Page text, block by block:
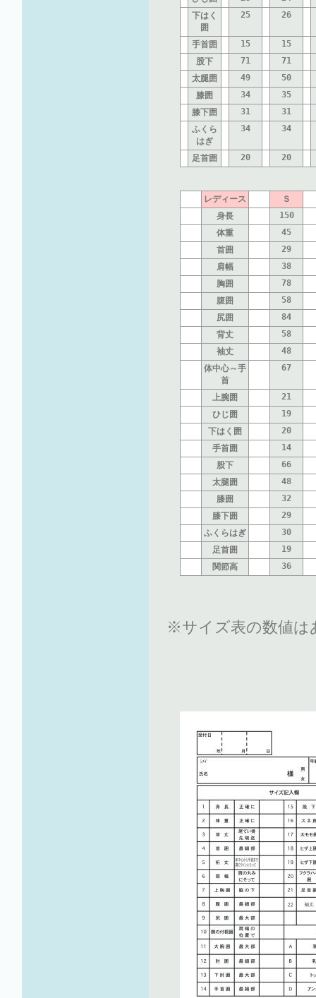
下はく
囲
25 26
手首囲 15
15
股下
71
71
太腿囲
49
50
膝囲
34
35
膝下囲
31
31
ふくら
はぎ
34 34
足首囲 20 20
レディース
Ｓ
身長
150
体重
45
首囲
29
肩幅
38
胸囲
78
腹囲
58
尻囲
84
背丈
58
袖丈
48
体中心～手
首
67
上腕囲
21
ひじ囲
19
下はく囲
20
手首囲
14
股下
66
太腿囲
48
膝囲
32
膝下囲
29
ふくらはぎ
30
足首囲
19
関節高
36
※サイズ表の数値は